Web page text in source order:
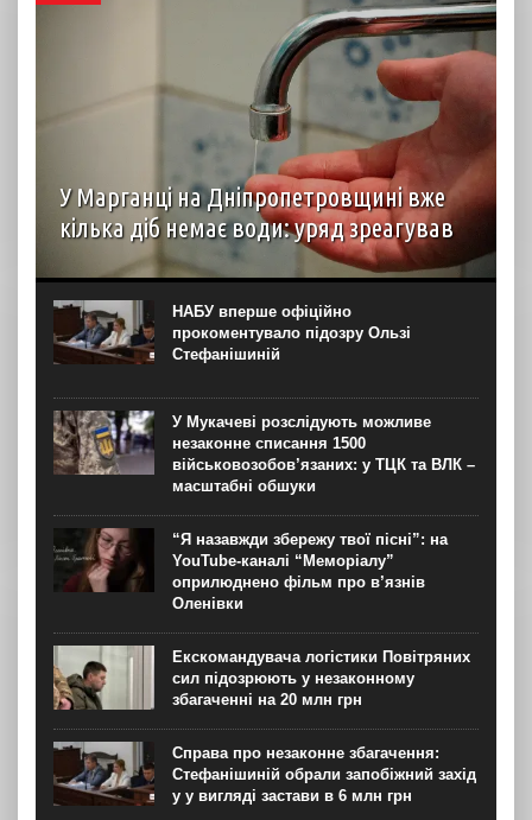
У Марганці на Дніпропетровщині вже
кілька діб немає води: уряд зреагував
Прем’єр-міністр Сергій Корецький доручив невідкладно
прискорити ремонт обладнання на магістральному
водогоні, щоб забезпечити водою жителів міста
Марганець Дніпропетровської області. Про це він
написав у четвер, 6 серпня. “У Марганці...
НАБУ вперше офіційно
прокоментувало підозру Ользі
Стефанішиній
У Мукачеві розслідують можливе
незаконне списання 1500
військовозобов’язаних: у ТЦК та ВЛК –
масштабні обшуки
“Я назавжди збережу твої пісні”: на
YouTube-каналі “Меморіалу”
оприлюднено фільм про в’язнів
Оленівки
Екскомандувача логістики Повітряних
сил підозрюють у незаконному
збагаченні на 20 млн грн
Справа про незаконне збагачення:
Стефанішиній обрали запобіжний захід
у у вигляді застави в 6 млн грн